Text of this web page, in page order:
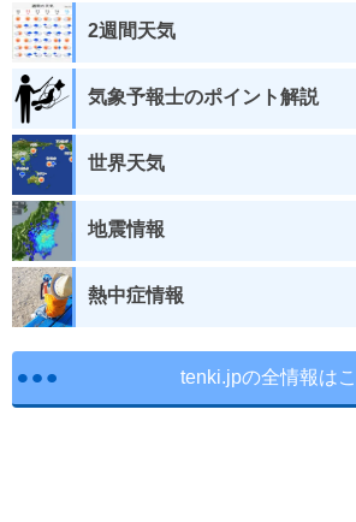
2週間天気
気象予報士のポイント解説
世界天気
地震情報
熱中症情報
tenki.jpの全情報は